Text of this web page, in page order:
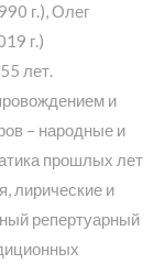
г.), Олег
г.)
лет.
и
– народные и
прошлых лет
лирические и
репертуарный